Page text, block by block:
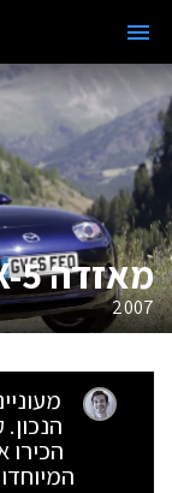
מאזדה MX-5 גג קשיח מתקפל
2007